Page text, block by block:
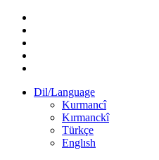
Dil/Language
Kurmancî
Kırmanckî
Türkçe
Englısh